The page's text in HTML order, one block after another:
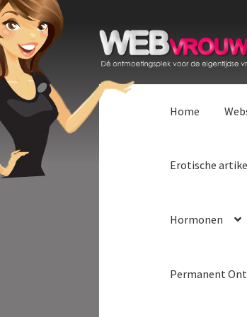
Ga
door
navigatie
Ga
naar
inhoud
Home
Erotische
Hormonen
Permanent